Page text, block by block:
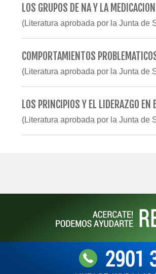
LOS GRUPOS DE NA Y LA MEDICACION
(Literatura aprobada por la Junta de
COMPORTAMIENTOS
(Literatura aprobada por la Junta de
LOS PRINCIPIOS Y EL LIDERAZGO EN
(Literatura aprobada por la Junta de